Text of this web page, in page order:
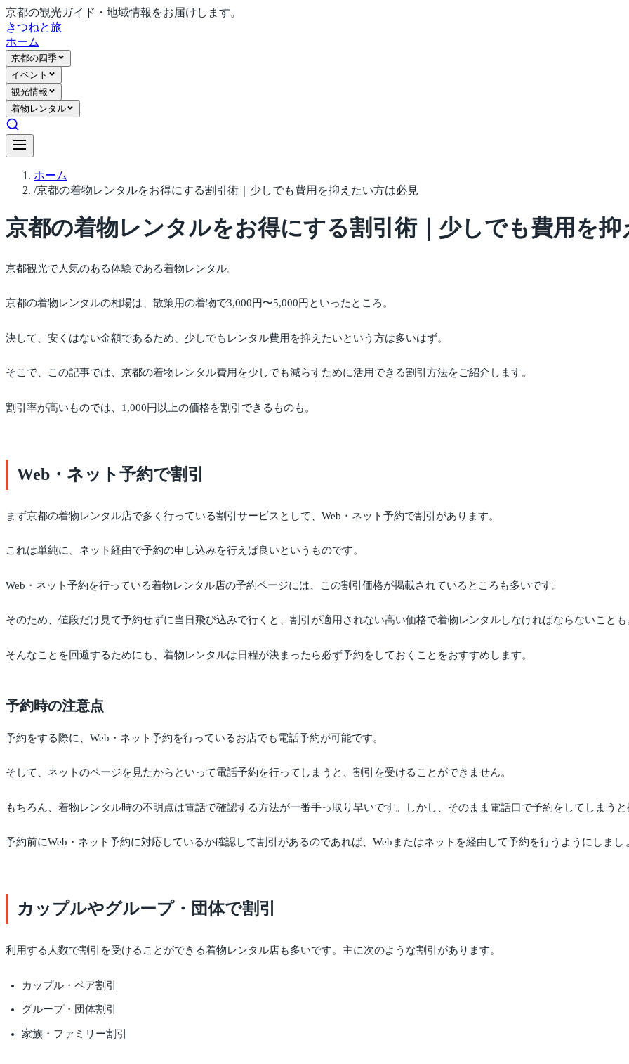
京都の観光ガイド・地域情報をお届けします。
きつねと旅
ホーム
京都の四季
イベント
観光情報
着物レンタル
ホーム
/京都の着物レンタルをお得にする割引術｜少しでも費用を抑えたい方は必見
京都の着物レンタルをお得にする割引術｜少しでも費用を
京都観光で人気のある体験である着物レンタル。
京都の着物レンタルの相場は、散策用の着物で3,000円〜5,000円といったところ。
決して、安くはない金額であるため、少しでもレンタル費用を抑えたいという方は多いはず。
そこで、この記事では、京都の着物レンタル費用を少しでも減らすために活用できる割引方法をご紹介します。
割引率が高いものでは、1,000円以上の価格を割引できるものも。
Web・ネット予約で割引
まず京都の着物レンタル店で多く行っている割引サービスとして、Web・ネット予約で割引があります。
これは単純に、ネット経由で予約の申し込みを行えば良いというものです。
Web・ネット予約を行っている着物レンタル店の予約ページには、この割引価格が掲載されているところも多いです。
そのため、値段だけ見て予約せずに当日飛び込みで行くと、割引が適用されない高い価格で着物レンタルしなければならないことも
そんなことを回避するためにも、着物レンタルは日程が決まったら必ず予約をしておくことをおすすめします。
予約時の注意点
予約をする際に、Web・ネット予約を行っているお店でも電話予約が可能です。
そして、ネットのページを見たからといって電話予約を行ってしまうと、割引を受けることができません。
もちろん、着物レンタル時の不明点は電話で確認する方法が一番手っ取り早いです。しかし、そのまま電話口で予約をしてしまう
予約前にWeb・ネット予約に対応しているか確認して割引があるのであれば、Webまたはネットを経由して予約を行うようにしまし
カップルやグループ・団体で割引
利用する人数で割引を受けることができる着物レンタル店も多いです。主に次のような割引があります。
カップル・ペア割引
グループ・団体割引
家族・ファミリー割引